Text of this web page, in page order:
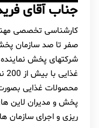
جناب آقای
صفر تا صد سازمان
شرکتهای پخش
محصولات غذایی
پخش و مدیران لاین
ریزی و اجرای